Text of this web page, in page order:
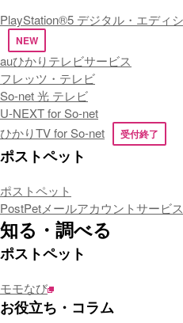
PlayStation®5 デジタル・エディ
NEW
auひかりテレビサービス
フレッツ・テレビ
So-net 光 テレビ
U-NEXT for So-net
ひかりTV for So-net
受付終了
ポストペット
ポストペット
PostPetメールアカウントサービス
知る・調べる
ポストペット
モモなび
お役立ち・コラム